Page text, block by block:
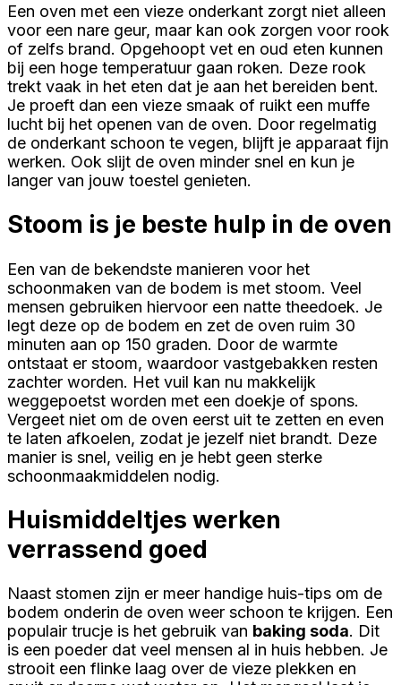
Een oven met een vieze onderkant zorgt niet alleen
voor een nare geur, maar kan ook zorgen voor rook
of zelfs brand. Opgehoopt vet en oud eten kunnen
bij een hoge temperatuur gaan roken. Deze rook
trekt vaak in het eten dat je aan het bereiden bent.
Je proeft dan een vieze smaak of ruikt een muffe
lucht bij het openen van de oven. Door regelmatig
de onderkant schoon te vegen, blijft je apparaat fijn
werken. Ook slijt de oven minder snel en kun je
langer van jouw toestel genieten.
Stoom is je beste hulp in de oven
Een van de bekendste manieren voor het
schoonmaken van de bodem is met stoom. Veel
mensen gebruiken hiervoor een natte theedoek. Je
legt deze op de bodem en zet de oven ruim 30
minuten aan op 150 graden. Door de warmte
ontstaat er stoom, waardoor vastgebakken resten
zachter worden. Het vuil kan nu makkelijk
weggepoetst worden met een doekje of spons.
Vergeet niet om de oven eerst uit te zetten en even
te laten afkoelen, zodat je jezelf niet brandt. Deze
manier is snel, veilig en je hebt geen sterke
schoonmaakmiddelen nodig.
Huismiddeltjes werken
verrassend goed
Naast stomen zijn er meer handige huis-tips om de
bodem onderin de oven weer schoon te krijgen. Een
populair trucje is het gebruik van baking soda. Dit
is een poeder dat veel mensen al in huis hebben. Je
strooit een flinke laag over de vieze plekken en